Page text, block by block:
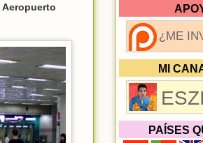
Aeropuerto
¿ME
MI
PAÍSES